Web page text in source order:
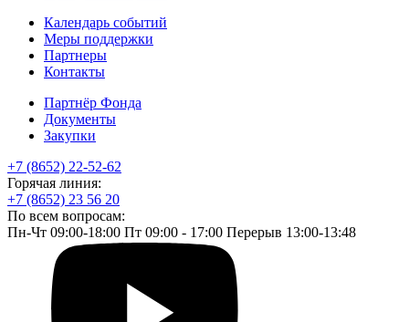
Календарь событий
Меры поддержки
Партнеры
Контакты
Партнёр Фонда
Документы
Закупки
+7 (8652) 22-52-62
Горячая линия:
+7 (8652) 23 56 20
По всем вопросам:
Пн-Чт 09:00-18:00 Пт 09:00 - 17:00 Перерыв 13:00-13:48